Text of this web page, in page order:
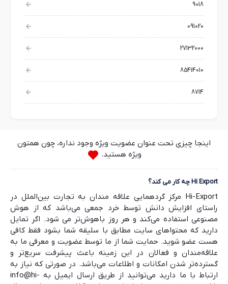
9018
091020
27132000
85414010
8714
اینجا چیزی تحت عنوان عضویت ویژه وجود نداره، چون همتون
ویژه هستید.
Hi Export چه کار می کند؟
Hi-Export مرکز گردهمایی علاقه مندان به تجارت بین‌الملل در
راستای افزایش دانش توسط خرد جمعی می‌باشد که از هوش
مصنوعی استفاده می‌کند و هر روز باهوش‌تر می شود. اگر تمایل
دارید که محتواهای سایت مطابق با سلیقه شما بشود فقط کافی
هست عضو شوید. حمایت شما از ما توسط عضویت و معرفی ما به
علاقه‌مندان و فعالان در این زمینه باعث پیشرفت سریع‌تر و
گسترده‌تر شدن امکانات و اطلاعات می‌باشد. در صورتی که نیاز به
ارتباط با ما دارید می‌توانید از طریق ارسال ایمیل به info@hi-